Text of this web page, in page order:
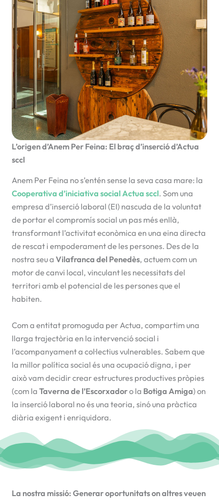
L’origen d’Anem Per Feina: El braç d’inserció d’Actua
sccl
Anem Per Feina no s’entén sense la seva casa mare: la
Cooperativa d’iniciativa social Actua sccl. Som una
empresa d’inserció laboral (EI) nascuda de la voluntat
de portar el compromís social un pas més enllà,
transformant l’activitat econòmica en una eina directa
de rescat i empoderament de les persones. Des de la
nostra seu a Vilafranca del Penedès, actuem com un
motor de canvi local, vinculant les necessitats del
territori amb el potencial de les persones que el
habiten.
Com a entitat promoguda per Actua, compartim una
llarga trajectòria en la intervenció social i
l’acompanyament a col·lectius vulnerables. Sabem que
la millor política social és una ocupació digna, i per
això vam decidir crear estructures productives pròpies
(com la Taverna de l’Escorxadoro la Botiga Amiga) on
la inserció laboral no és una teoria, sinó una pràctica
diària exigent i enriquidora.
La nostra missió: Generar oportunitats on altres veuen